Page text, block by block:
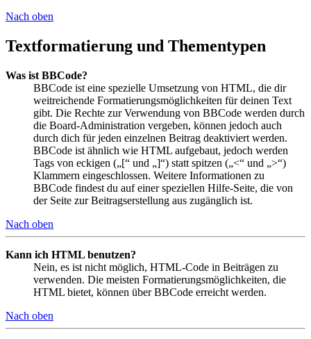
Nach oben
Textformatierung und Thementypen
Was ist BBCode?
BBCode ist eine spezielle Umsetzung von HTML, die dir
weitreichende Formatierungsmöglichkeiten für deinen Text
gibt. Die Rechte zur Verwendung von BBCode werden durch
die Board-Administration vergeben, können jedoch auch
durch dich für jeden einzelnen Beitrag deaktiviert werden.
BBCode ist ähnlich wie HTML aufgebaut, jedoch werden
Tags von eckigen („[“ und „]“) statt spitzen („<“ und „>“)
Klammern eingeschlossen. Weitere Informationen zu
BBCode findest du auf einer speziellen Hilfe-Seite, die von
der Seite zur Beitragserstellung aus zugänglich ist.
Nach oben
Kann ich HTML benutzen?
Nein, es ist nicht möglich, HTML-Code in Beiträgen zu
verwenden. Die meisten Formatierungsmöglichkeiten, die
HTML bietet, können über BBCode erreicht werden.
Nach oben